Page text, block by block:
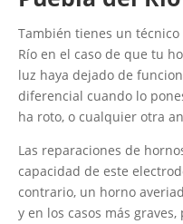
También tienes un
Río en el caso de que tu
luz haya dejado de
diferencial cuando lo
ha roto, o cualquier otra
Las reparaciones de
capacidad de este
contrario, un horno
y en los casos más